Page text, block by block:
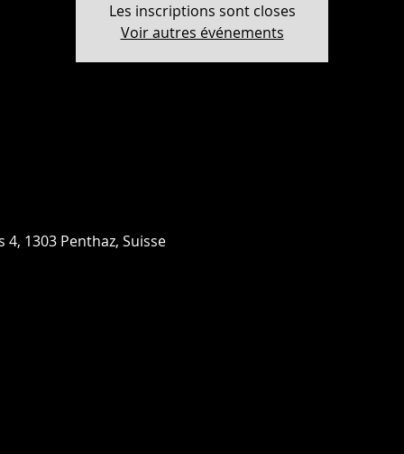
Les inscriptions sont closes
Voir autres événements
4, 1303 Penthaz, Suisse